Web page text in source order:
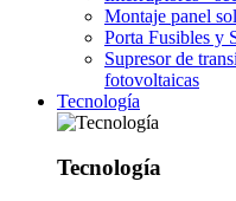
Montaje panel
Porta Fusibles y
Supresor de
fotovoltaicas
Tecnología
Tecnología